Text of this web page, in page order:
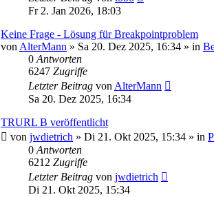
Fr 2. Jan 2026, 18:03
Keine Frage - Lösung für Breakpointproblem
von AlterMann » Sa 20. Dez 2025, 16:34 » in
0 Antworten
6247 Zugriffe
Letzter Beitrag von AlterMann
Sa 20. Dez 2025, 16:34
TRURL B veröffentlicht
von jwdietrich » Di 21. Okt 2025, 15:34 » in
0 Antworten
6212 Zugriffe
Letzter Beitrag von jwdietrich
Di 21. Okt 2025, 15:34